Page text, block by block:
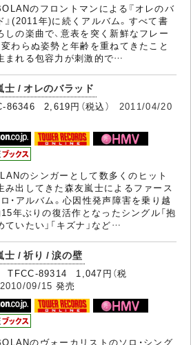
のフロントマンによる『オレのバ
』(2011年)に続くアルバム。すべて書
しの楽曲で、意表を突く新鮮なフレー
変わらぬ姿勢と年齢を重ねてきたこと
まれる包容力が刺激的で…
士 / オレのバラッド
86346 2,619円（税込） 2011/04/20
のシンガーとして数多くのヒット
み出してきた森友嵐士によるファース
ロ・アルバム。心因性発声障害を乗り越
15年ぶりの復活作となったシングル「抱
ていたい」「キズナ」など…
士 / 祈り / 涙の壁
TFCC-89314 1,047円（税
2010/09/15 発売
のヴォーカリストのソロ・シング